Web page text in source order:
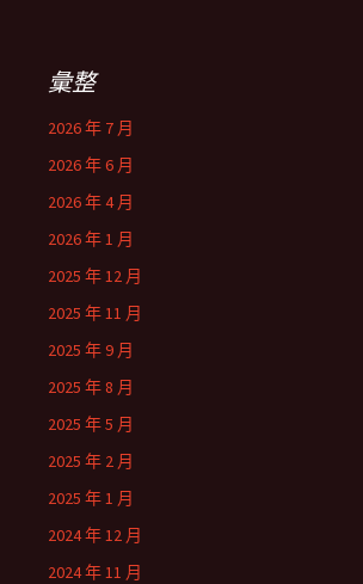
彙整
2026 年 7 月
2026 年 6 月
2026 年 4 月
2026 年 1 月
2025 年 12 月
2025 年 11 月
2025 年 9 月
2025 年 8 月
2025 年 5 月
2025 年 2 月
2025 年 1 月
2024 年 12 月
2024 年 11 月